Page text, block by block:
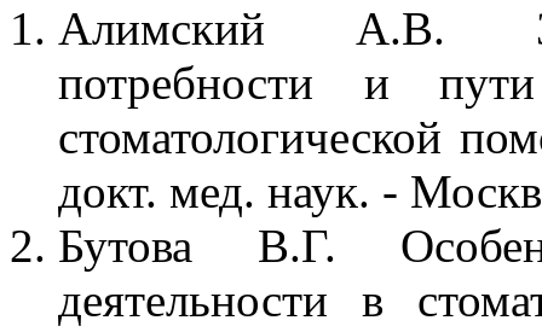
Алимский А.В.
потребности и
стоматологической
докт. мед. наук. -
Бутова В.Г.
деятельности в